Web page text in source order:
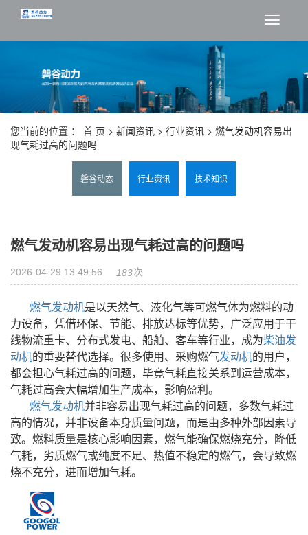
切
您当前的位置 ： 首 页 > 新闻资讯 > 行业资讯 > 燃气发动机容易出
现气耗过高的问题吗
磐谷动态 行业资讯 技术知识
燃气发动机容易出现气耗过高的问题吗
2026-04-29 13:49:56 183次
燃气发动机是以天然气、液化气等可燃气体为燃料的动
力设备，凭借环保、节能、排放达标等优势，广泛应用于干
线物流重卡、分布式发电、船舶、客车等行业，成为柴油发
动机的重要替代选择。很多使用、采购燃气发动机的用户，
都会担心气耗过高的问题，毕竟气耗直接关系到运营成本，
气耗过高会大幅增加生产成本，影响盈利。
燃气发动机并非容易出现气耗过高的问题，多数气耗过
高的情况，并非设备本身质量问题，而是由多种外部因素导
致。燃料质量是核心影响因素，燃气能确保燃烧充分，降低
气耗，劣质燃气或纯度不足、热值不稳定的燃气，会导致燃
烧不充分，进而增加气耗。